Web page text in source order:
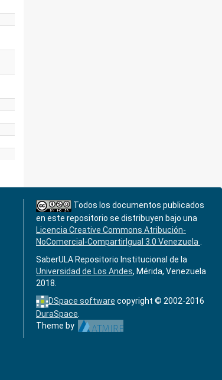
Todos los documentos publicados
en este repositorio se distribuyen bajo una
Licencia Creative Commons Atribución-
NoComercial-CompartirIgual 3.0 Venezuela
SaberULA Repositorio Institucional de la
Universidad de Los Andes, Mérida, Venezuela
2018.
DSpace software copyright © 2002-2016
DuraSpace
Theme by